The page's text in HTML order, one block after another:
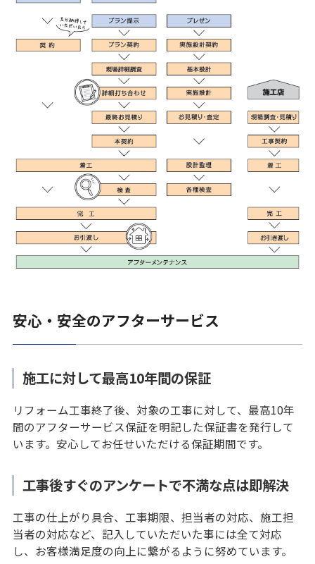
安心・安全のアフターサービス
施工に対して最高10年間の保証
リフォーム工事終了後、対象の工事に対して、最高10年
間のアフターサービス保証を明記した保証書を発行して
います。安心してお任せいただける保証期間です。
工事後すぐのアンケートで不満な点は即解決
工事の仕上がり具合、工事期限、担当者の対応、施工担
当者の対応など、記入していただいた事には全て対応
し、お客様満足度の向上に繋がるように努めています。